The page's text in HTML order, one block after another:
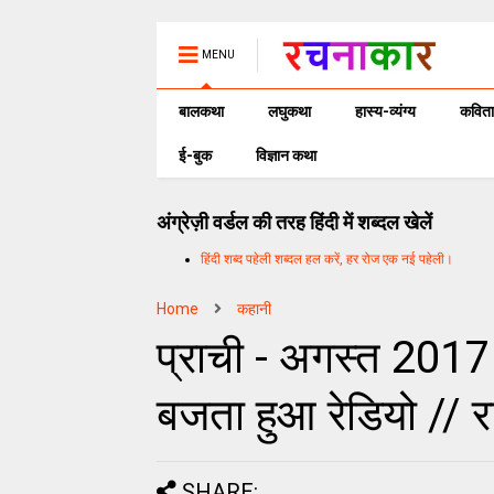
MENU
बालकथा लघुकथा हास्य-व्यंग्य कविता
ई-बुक विज्ञान कथा
अंग्रेज़ी वर्डल की तरह हिंदी में शब्दल खेलें
हिंदी शब्द पहेली शब्दल हल करें, हर रोज एक नई पहेली।
Home कहानी
प्राची - अगस्त 2017
बजता हुआ रेडियो //